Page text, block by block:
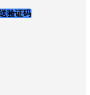
验证码